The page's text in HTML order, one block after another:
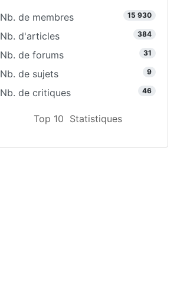
Nb. de membres 15 930
Nb. d'articles 384
Nb. de forums 31
Nb. de sujets 9
Nb. de critiques 46
Top 10 Statistiques